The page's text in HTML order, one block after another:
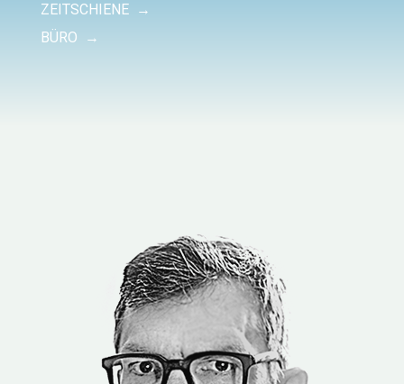
ZEITSCHIENE →
BÜRO →